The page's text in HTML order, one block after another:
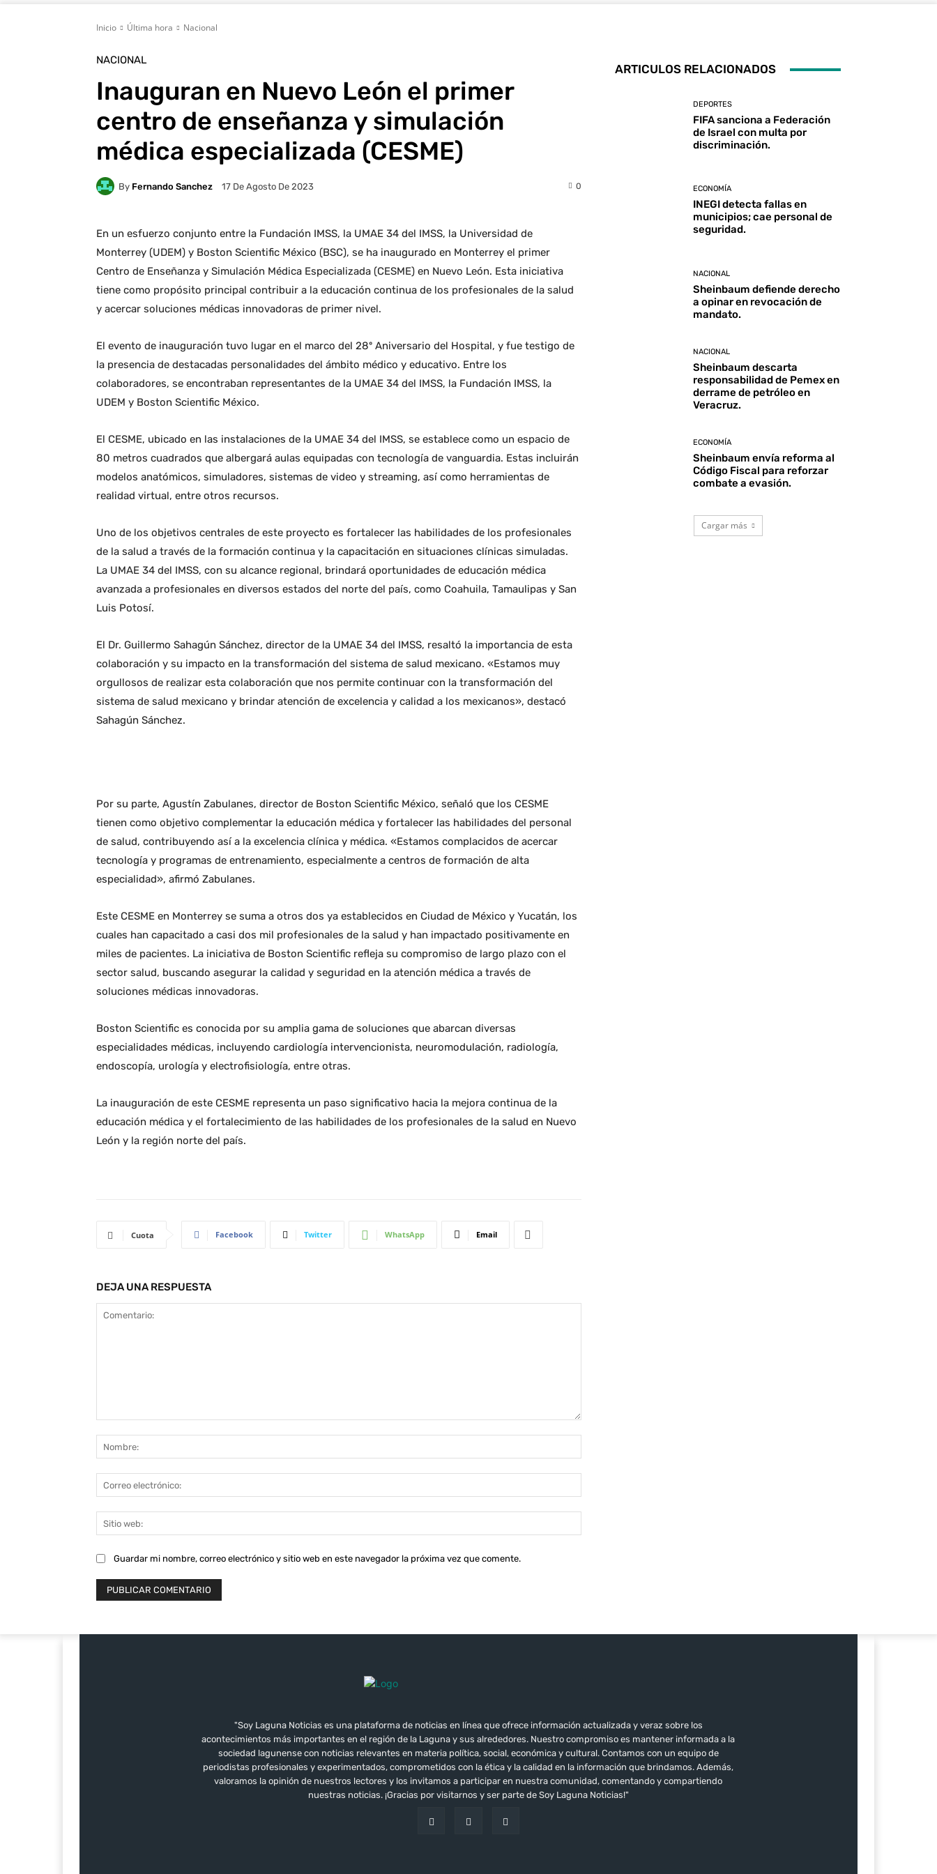
Inicio Última hora Nacional
NACIONAL
Inauguran en Nuevo León el primer
centro de enseñanza y simulación
médica especializada (CESME)
By Fernando Sanchez 17 De Agosto De 2023 0
En un esfuerzo conjunto entre la Fundación IMSS, la UMAE 34 del IMSS, la Universidad de
Monterrey (UDEM) y Boston Scientific México (BSC), se ha inaugurado en Monterrey el primer
Centro de Enseñanza y Simulación Médica Especializada (CESME) en Nuevo León. Esta iniciativa
tiene como propósito principal contribuir a la educación continua de los profesionales de la salud
y acercar soluciones médicas innovadoras de primer nivel.
El evento de inauguración tuvo lugar en el marco del 28º Aniversario del Hospital, y fue testigo de
la presencia de destacadas personalidades del ámbito médico y educativo. Entre los
colaboradores, se encontraban representantes de la UMAE 34 del IMSS, la Fundación IMSS, la
UDEM y Boston Scientific México.
El CESME, ubicado en las instalaciones de la UMAE 34 del IMSS, se establece como un espacio de
80 metros cuadrados que albergará aulas equipadas con tecnología de vanguardia. Estas incluirán
modelos anatómicos, simuladores, sistemas de video y streaming, así como herramientas de
realidad virtual, entre otros recursos.
Uno de los objetivos centrales de este proyecto es fortalecer las habilidades de los profesionales
de la salud a través de la formación continua y la capacitación en situaciones clínicas simuladas.
La UMAE 34 del IMSS, con su alcance regional, brindará oportunidades de educación médica
avanzada a profesionales en diversos estados del norte del país, como Coahuila, Tamaulipas y San
Luis Potosí.
El Dr. Guillermo Sahagún Sánchez, director de la UMAE 34 del IMSS, resaltó la importancia de esta
colaboración y su impacto en la transformación del sistema de salud mexicano. «Estamos muy
orgullosos de realizar esta colaboración que nos permite continuar con la transformación del
sistema de salud mexicano y brindar atención de excelencia y calidad a los mexicanos», destacó
Sahagún Sánchez.
Por su parte, Agustín Zabulanes, director de Boston Scientific México, señaló que los CESME
tienen como objetivo complementar la educación médica y fortalecer las habilidades del personal
de salud, contribuyendo así a la excelencia clínica y médica. «Estamos complacidos de acercar
tecnología y programas de entrenamiento, especialmente a centros de formación de alta
especialidad», afirmó Zabulanes.
Este CESME en Monterrey se suma a otros dos ya establecidos en Ciudad de México y Yucatán, los
cuales han capacitado a casi dos mil profesionales de la salud y han impactado positivamente en
miles de pacientes. La iniciativa de Boston Scientific refleja su compromiso de largo plazo con el
sector salud, buscando asegurar la calidad y seguridad en la atención médica a través de
soluciones médicas innovadoras.
Boston Scientific es conocida por su amplia gama de soluciones que abarcan diversas
especialidades médicas, incluyendo cardiología intervencionista, neuromodulación, radiología,
endoscopía, urología y electrofisiología, entre otras.
La inauguración de este CESME representa un paso significativo hacia la mejora continua de la
educación médica y el fortalecimiento de las habilidades de los profesionales de la salud en Nuevo
León y la región norte del país.
Cuota Facebook Twitter WhatsApp Email
DEJA UNA RESPUESTA
electrónico:
web:
Guardar mi nombre, correo electrónico y sitio web en este navegador la próxima vez que comente.
ARTICULOS RELACIONADOS
DEPORTES
FIFA sanciona a Federación
de Israel con multa por
discriminación.
ECONOMÍA
INEGI detecta fallas en
municipios; cae personal de
seguridad.
NACIONAL
Sheinbaum defiende derecho
a opinar en revocación de
mandato.
NACIONAL
Sheinbaum descarta
responsabilidad de Pemex en
derrame de petróleo en
Veracruz.
ECONOMÍA
Sheinbaum envía reforma al
Código Fiscal para reforzar
combate a evasión.
Cargar más
"Soy Laguna Noticias es una plataforma de noticias en línea que ofrece información actualizada y veraz sobre los
acontecimientos más importantes en el región de la Laguna y sus alrededores. Nuestro compromiso es mantener informada a la
sociedad lagunense con noticias relevantes en materia política, social, económica y cultural. Contamos con un equipo de
periodistas profesionales y experimentados, comprometidos con la ética y la calidad en la información que brindamos. Además,
valoramos la opinión de nuestros lectores y los invitamos a participar en nuestra comunidad, comentando y compartiendo
nuestras noticias. ¡Gracias por visitarnos y ser parte de Soy Laguna Noticias!"